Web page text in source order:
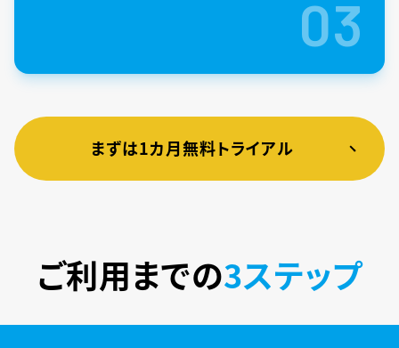
03
まずは1カ月無料トライアル
ご利用までの3ステップ